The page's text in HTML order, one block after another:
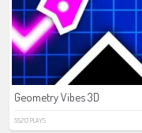
Geometry Vibes 3D
55213 PLAYS